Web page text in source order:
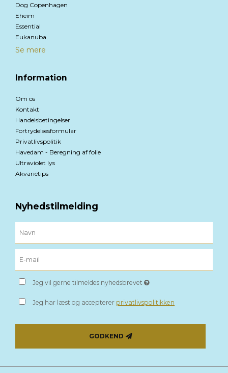
Dog Copenhagen
Eheim
Essential
Eukanuba
Se mere
Information
Om os
Kontakt
Handelsbetingelser
Fortrydelsesformular
Privatlivspolitik
Havedam - Beregning af folie
Ultraviolet lys
Akvarietips
Nyhedstilmelding
Jeg vil gerne tilmeldes nyhedsbrevet
Jeg har læst og accepterer privatlivspolitikken
GODKEND